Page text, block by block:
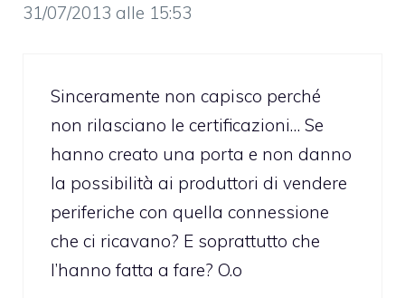
31/07/2013 alle 15:53
Sinceramente non capisco perché
non rilasciano le certificazioni… Se
hanno creato una porta e non danno
la possibilità ai produttori di vendere
periferiche con quella connessione
che ci ricavano? E soprattutto che
l’hanno fatta a fare? O.o